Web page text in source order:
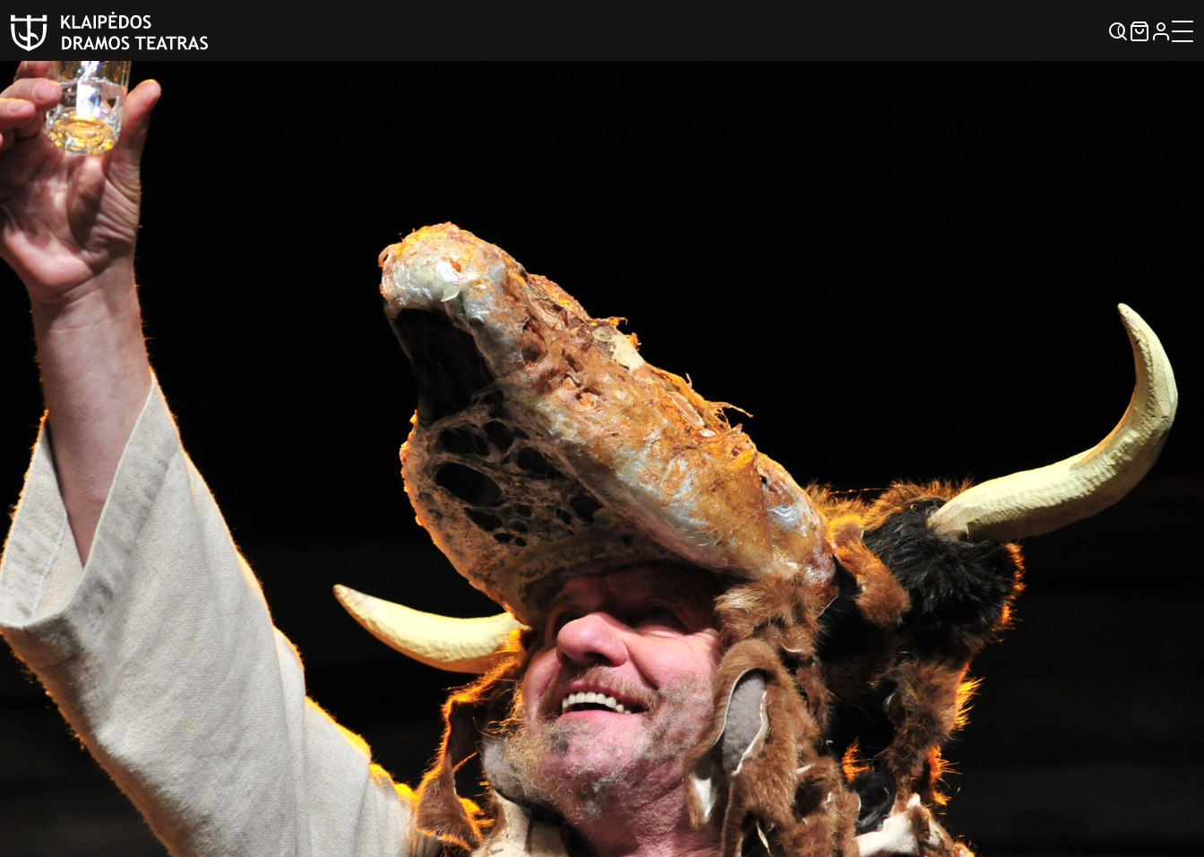
0
PAIEŠKA
Teatras
ISTORIJA
KŪRĖJAI
REPERTUARAS
FESTIVALIS „THEATRIUM”
EDUKACIJA IR PARODOS
KULTŪROS PASAS
VIRTUALUS TURAS
Žiūrovams
DOVANŲ KUPONAS
BILIETAI IR NUOLAIDOS
INFORMACIJA ASMENIMS SU
NEGALIA
KAVINĖ „DRAMA-CHA-CHA”
ATRIBUTIKA
NAUJIENOS
VAIKŲ TEATRO STUDIJA
- + = PRISIJUNGTI